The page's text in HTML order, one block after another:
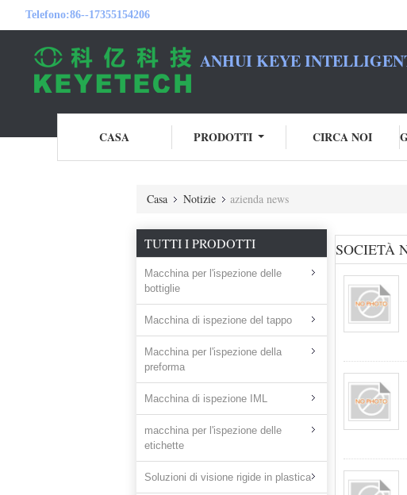
Telefono:86--17355154206
ANHUI KEYE
CASA PRODOTTI CIRCA NOI
Casa Notizie azienda news
TUTTI I PRODOTTI
Macchina per l'ispezione delle
bottiglie
Macchina di ispezione del tappo
Macchina per l'ispezione della
preforma
Macchina di ispezione IML
macchina per l'ispezione delle
etichette
Soluzioni di visione rigide in plastica
SOCIETÀ